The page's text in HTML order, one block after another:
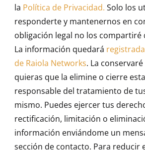
la Política de Privacidad. Solo los
responderte y mantenernos en
obligación legal no los compartiré
La información quedará
de Raiola Networks. La
quieras que la elimine o cierre
responsable del tratamiento de
mismo. Puedes ejercer tus
rectificación, limitación o
información enviándome un
sección de contacto. Para reducir